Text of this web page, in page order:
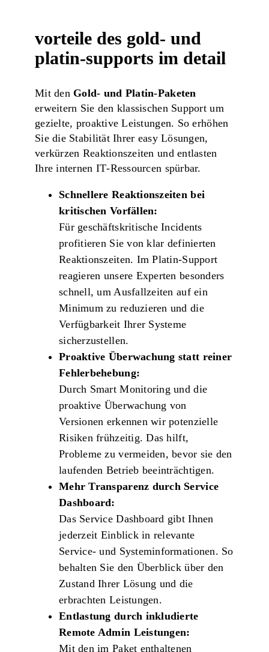
vorteile des gold- und
platin-supports im detail
Mit den Gold‑ und Platin‑Paketen
erweitern Sie den klassischen Support um
gezielte, proaktive Leistungen. So erhöhen
Sie die Stabilität Ihrer easy Lösungen,
verkürzen Reaktionszeiten und entlasten
Ihre internen IT‑Ressourcen spürbar.
Schnellere Reaktionszeiten bei
kritischen Vorfällen:
Für geschäftskritische Incidents
profitieren Sie vonklar definierten
Reaktionszeiten. Im Platin‑Support
reagieren unsere Experten besonders
schnell, um Ausfallzeiten auf ein
Minimum zu reduzieren und die
Verfügbarkeit Ihrer Systeme
sicherzustellen.
Proaktive Überwachung statt reiner
Fehlerbehebung:
Durch Smart Monitoring und die
proaktive Überwachung von
Versionen erkennen wir potenzielle
Risiken frühzeitig. Das hilft,
Probleme zu vermeiden, bevor sie den
laufenden Betrieb beeinträchtigen.
Mehr Transparenz durch Service
Dashboard:
Das Service Dashboard gibt Ihnen
jederzeit Einblick in relevante
Service‑ und Systeminformationen. So
behalten Sie den Überblick über den
Zustand Ihrer Lösung und die
erbrachten Leistungen.
Entlastung durch inkludierte
Remote Admin Leistungen:
Mit den im Paket enthaltenen